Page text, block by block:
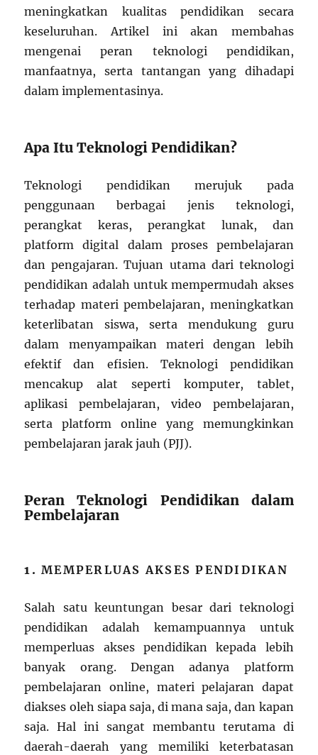
meningkatkan kualitas pendidikan secara
keseluruhan. Artikel ini akan membahas
mengenai peran teknologi pendidikan,
manfaatnya, serta tantangan yang dihadapi
dalam implementasinya.
Apa Itu Teknologi Pendidikan?
Teknologi pendidikan merujuk pada
penggunaan berbagai jenis teknologi,
perangkat keras, perangkat lunak, dan
platform digital dalam proses pembelajaran
dan pengajaran. Tujuan utama dari teknologi
pendidikan adalah untuk mempermudah akses
terhadap materi pembelajaran, meningkatkan
keterlibatan siswa, serta mendukung guru
dalam menyampaikan materi dengan lebih
efektif dan efisien. Teknologi pendidikan
mencakup alat seperti komputer, tablet,
aplikasi pembelajaran, video pembelajaran,
serta platform online yang memungkinkan
pembelajaran jarak jauh (PJJ).
Peran Teknologi Pendidikan dalam
Pembelajaran
1.MEMPERLUAS AKSES PENDIDIKAN
Salah satu keuntungan besar dari teknologi
pendidikan adalah kemampuannya untuk
memperluas akses pendidikan kepada lebih
banyak orang. Dengan adanya platform
pembelajaran online, materi pelajaran dapat
diakses oleh siapa saja, di mana saja, dan kapan
saja. Hal ini sangat membantu terutama di
daerah-daerah yang memiliki keterbatasan